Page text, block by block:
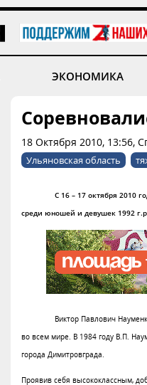
ЭКОНОМИКА
18 Октября 2010, 13:56,
Ульяновская область
С 16 – 17 октября 2010
среди юношей и девушек 1992 г
Виктор Павлович
во всем мире. В 1984 году В.П.
города Димитровграда.
Проявив себя высококлассным,